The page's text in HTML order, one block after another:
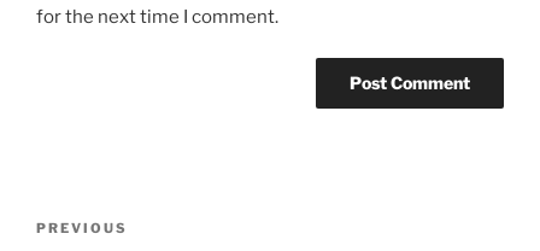
for the next time I comment.
Previous
PREVIOUS